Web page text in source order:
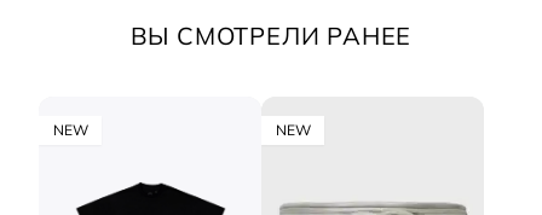
ВЫ СМОТРЕЛИ РАНЕЕ
NEW NEW